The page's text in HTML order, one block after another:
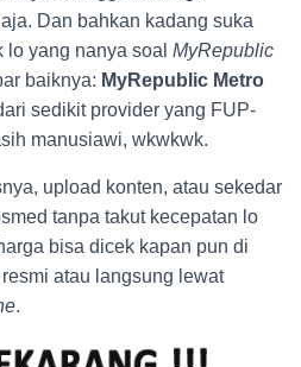
Dan bahkan kadang suka
lo yang nanya soal MyRepublic
baiknya: MyRepublic Metro
sedikit provider yang FUP-
manusiawi, wkwkwk.
upload konten, atau sekedar
tanpa takut kecepatan lo
bisa dicek kapan pun di
atau langsung lewat
.